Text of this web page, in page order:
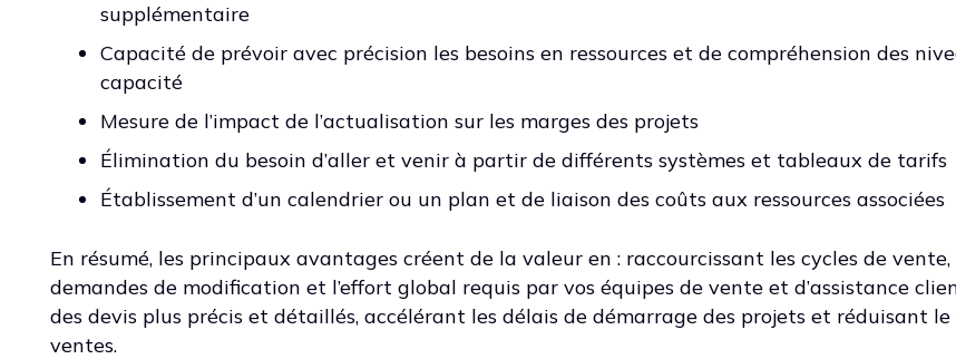
supplémentaire
Capacité de prévoir avec précision les besoins en ressources et de compréhension des
capacité
Mesure de l’impact de l’actualisation sur les marges des projets
Élimination du besoin d’aller et venir à partir de différents systèmes et tableaux de tarifs
Établissement d’un calendrier ou un plan et de liaison des coûts aux ressources associées
En résumé, les principaux avantages créent de la valeur en : raccourcissant les cycles de
demandes de modification et l’effort global requis par vos équipes de vente et d’assistance
des devis plus précis et détaillés, accélérant les délais de démarrage des projets et réduisant le
ventes.